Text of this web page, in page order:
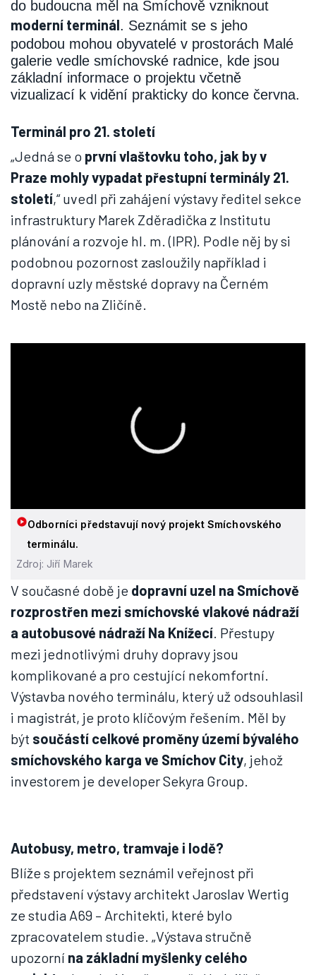
do budoucna měl na Smíchově vzniknout
moderní terminál. Seznámit se s jeho
podobou mohou obyvatelé v prostorách Malé
galerie vedle smíchovské radnice, kde jsou
základní informace o projektu včetně
vizualizací k vidění prakticky do konce června.
Terminál pro 21. století
„Jedná se o první vlaštovku toho, jak by v
Praze mohly vypadat přestupní terminály 21.
století,“ uvedl při zahájení výstavy ředitel sekce
infrastruktury Marek Zděradička z Institutu
plánování a rozvoje hl. m. (IPR). Podle něj by si
podobnou pozornost zasloužily například i
dopravní uzly městské dopravy na Černém
Mostě nebo na Zličíně.
Odborníci představují nový projekt Smíchovského
terminálu.
Zdroj: Jiří Marek
V současné době je dopravní uzel na Smíchově
rozprostřen mezi smíchovské vlakové nádraží
a autobusové nádraží Na Knížecí. Přestupy
mezi jednotlivými druhy dopravy jsou
komplikované a pro cestující nekomfortní.
Výstavba nového terminálu, který už odsouhlasil
i magistrát, je proto klíčovým řešením. Měl by
být součástí celkové proměny území bývalého
smíchovského karga ve Smíchov City, jehož
investorem je developer Sekyra Group.
Autobusy, metro, tramvaje i lodě?
Blíže s projektem seznámil veřejnost při
představení výstavy architekt Jaroslav Wertig
ze studia A69 – Architekti, které bylo
zpracovatelem studie. „Výstava stručně
upozorní na základní myšlenky celého